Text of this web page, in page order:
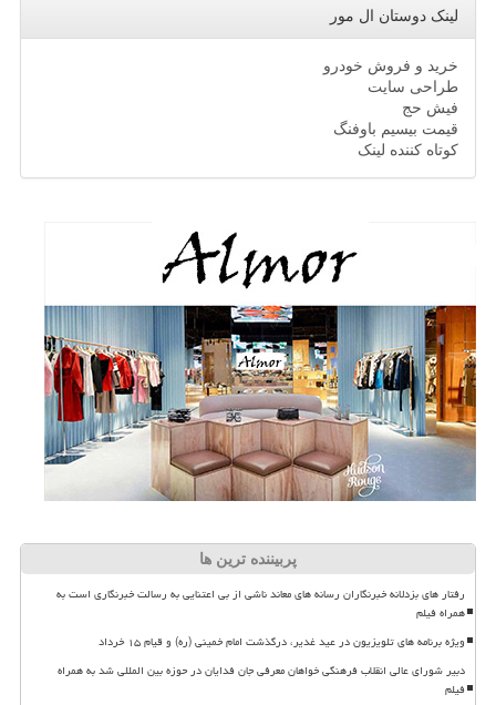
لینک دوستان ال مور
خرید و فروش خودرو
طراحی سایت
فیش حج
قیمت بیسیم باوفنگ
کوتاه کننده لینک
پربیننده ترین ها
رفتار های بزدلانه خبرنگاران رسانه های معاند ناشی از بی اعتنایی به رسالت خبرنگاری است به
همراه فیلم
ویژه برنامه های تلویزیون در عید غدیر، درگذشت امام خمینی (ره) و قیام ۱۵ خرداد
دبیر شورای عالی انقلاب فرهنگی خواهان معرفی جان فدایان در حوزه بین المللی شد به همراه
فیلم